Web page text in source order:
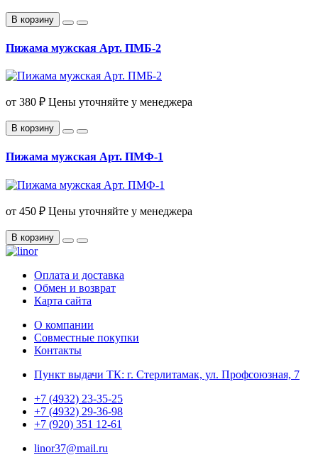
В корзину
Пижама мужская Арт. ПМБ-2
от 380 ₽ Цены уточняйте у менеджера
В корзину
Пижама мужская Арт. ПМФ-1
от 450 ₽ Цены уточняйте у менеджера
В корзину
Оплата и доставка
Обмен и возврат
Карта сайта
О компании
Совместные покупки
Контакты
Пункт выдачи ТК: г. Стерлитамак, ул. Профсоюзная, 7
+7 (4932) 23-35-25
+7 (4932) 29-36-98
+7 (920) 351 12-61
linor37@mail.ru